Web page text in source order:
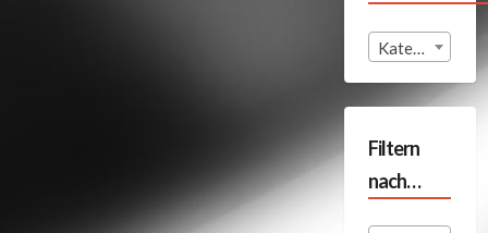
Kategorie auswählen
Filtern
nach…